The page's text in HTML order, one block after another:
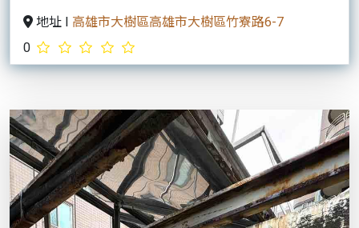
水電林先生
地址 I台中市北屯區崇德六路